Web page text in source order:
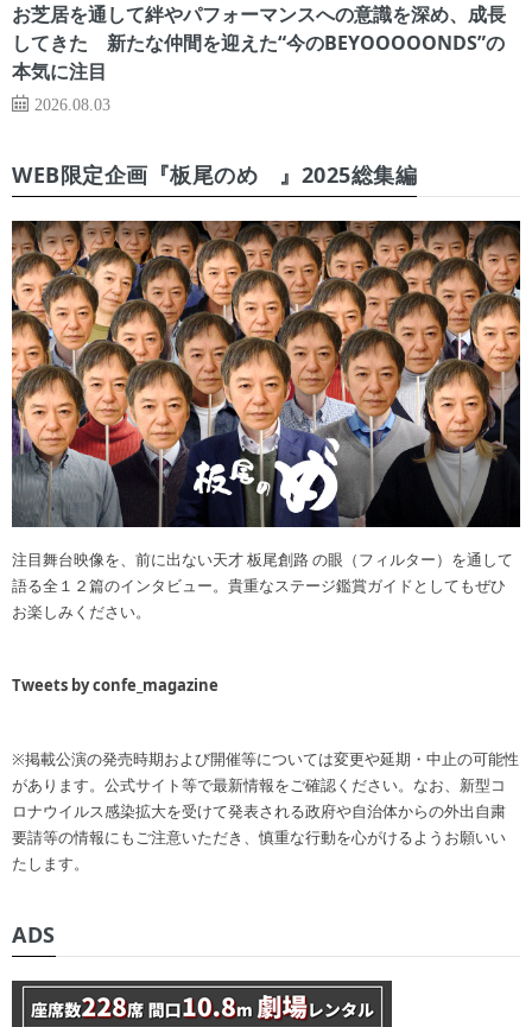
お芝居を通して絆やパフォーマンスへの意識を深め、成長
してきた 新たな仲間を迎えた“今のBEYOOOOONDS”の
本気に注目
2026.08.03
WEB限定企画『板尾のめ゙』2025総集編
注目舞台映像を、前に出ない天才 板尾創路 の眼（フィルター）を通して
語る全１２篇のインタビュー。貴重なステージ鑑賞ガイドとしてもぜひ
お楽しみください。
Tweets by confe_magazine
※掲載公演の発売時期および開催等については変更や延期・中止の可能性
があります。公式サイト等で最新情報をご確認ください。なお、新型コ
ロナウイルス感染拡大を受けて発表される政府や自治体からの外出自粛
要請等の情報にもご注意いただき、慎重な行動を心がけるようお願いい
たします。
ADS